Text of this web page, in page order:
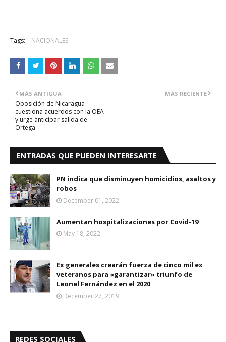
Tags: NACIONALES
MÁS RECIENTE
MÁS ANTIGUA
Oposición de Nicaragua
cuestiona acuerdos con la OEA
y urge anticipar salida de
Ortega
ENTRADAS QUE PUEDEN INTERESARTE
PN indica que disminuyen homicidios, asaltos y
robos
December 01, 2022
Aumentan hospitalizaciones por Covid-19
May 18, 2022
Ex generales crearán fuerza de cinco mil ex
veteranos para «garantizar» triunfo de
Leonel Fernández en el 2020
December 27, 2019
REDES SOCIALES